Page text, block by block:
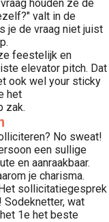
houden ze de
valt in de
je de vraag niet juist
feestelijk en
elevator pitch. Dat
ook wel your sticky
het
zak.
No sweat!
een sullige
en aanraakbaar.
je charisma.
sollicitatiegesprek
wat
1e het beste